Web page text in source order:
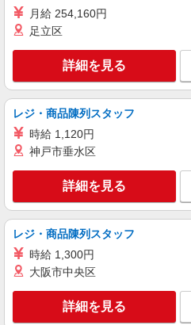
Spick＆Span／JOURNAL
STORE
販売スタッフ
［正社員］
（トータル） 17時
月給301,000円
変動) 研修中 固定
研修中 残業代 2万9,600円 ・給
含む。 ・給与に
度。 ≪別途支給
昇給あり ※給与
千葉県木更
トパーク 木更津
キープ
アルバイト パート
Mitsumine
［アルバイト・
当】 ・販売奨励
月給 254,160円
足立区
詳細を見る
レジ・商品陳列スタッフ
時給 1,120円
神戸市垂水区
詳細を見る
レジ・商品陳列スタッフ
時給 1,300円
大阪市中央区
詳細を見る